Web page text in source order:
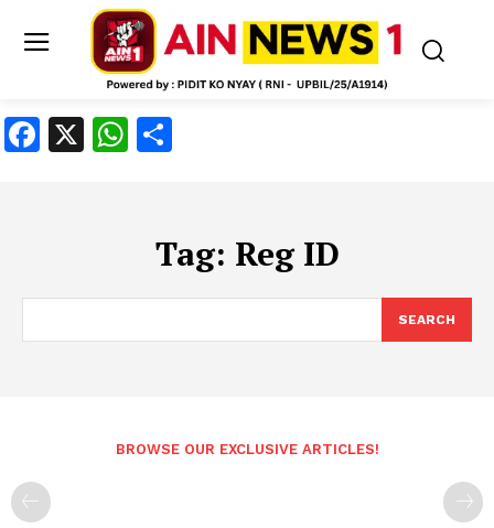
Facebook
X WhatsApp
Tag: Reg ID
SEARCH
BROWSE OUR EXCLUSIVE ARTICLES!